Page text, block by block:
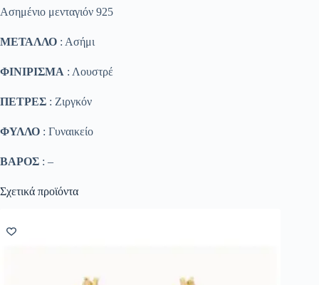
Ασημένιο μενταγιόν 925
ΜΕΤΑΛΛΟ : Ασήμι
ΦΙΝΙΡΙΣΜΑ : Λουστρέ
ΠΕΤΡΕΣ : Ζιργκόν
ΦΥΛΛΟ : Γυναικείο
ΒΑΡΟΣ : –
Σχετικά προϊόντα